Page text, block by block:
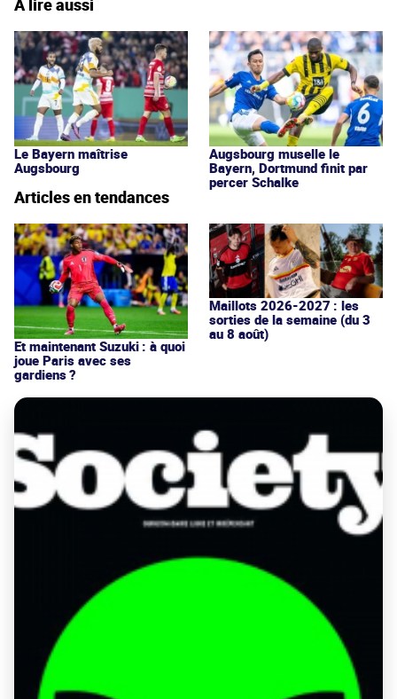
Le Bayern maîtrise
Augsbourg
Augsbourg muselle le
Bayern, Dortmund finit par
percer Schalke
Articles en tendances
Et maintenant Suzuki : à quoi
joue Paris avec ses
gardiens ?
Maillots 2026-2027 : les
sorties de la semaine (du 3
au 8 août)